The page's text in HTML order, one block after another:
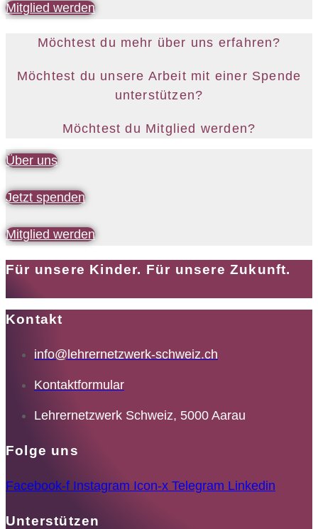
Mitglied werden
Möchtest du mehr über uns erfahren?
Möchtest du unsere Arbeit mit einer Spende
unterstützen?
Möchtest du Mitglied werden?
Über uns
Jetzt spenden
Mitglied werden
Für unsere Kinder. Für unsere Zukunft.
Kontakt
info@lehrernetzwerk-schweiz.ch
Kontaktformular
Lehrernetzwerk Schweiz, 5000 Aarau
Folge uns
Facebook-f Instagram Icon-x Telegram Linkedin
Unterstützen